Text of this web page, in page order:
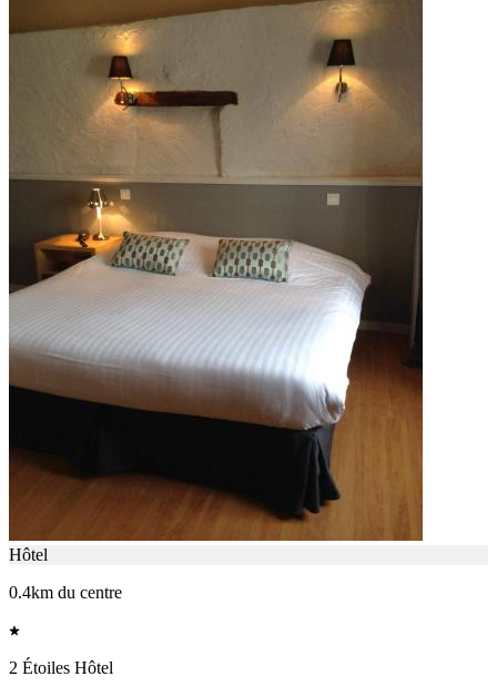
Hôtel
0.4km du centre
2 Étoiles Hôtel